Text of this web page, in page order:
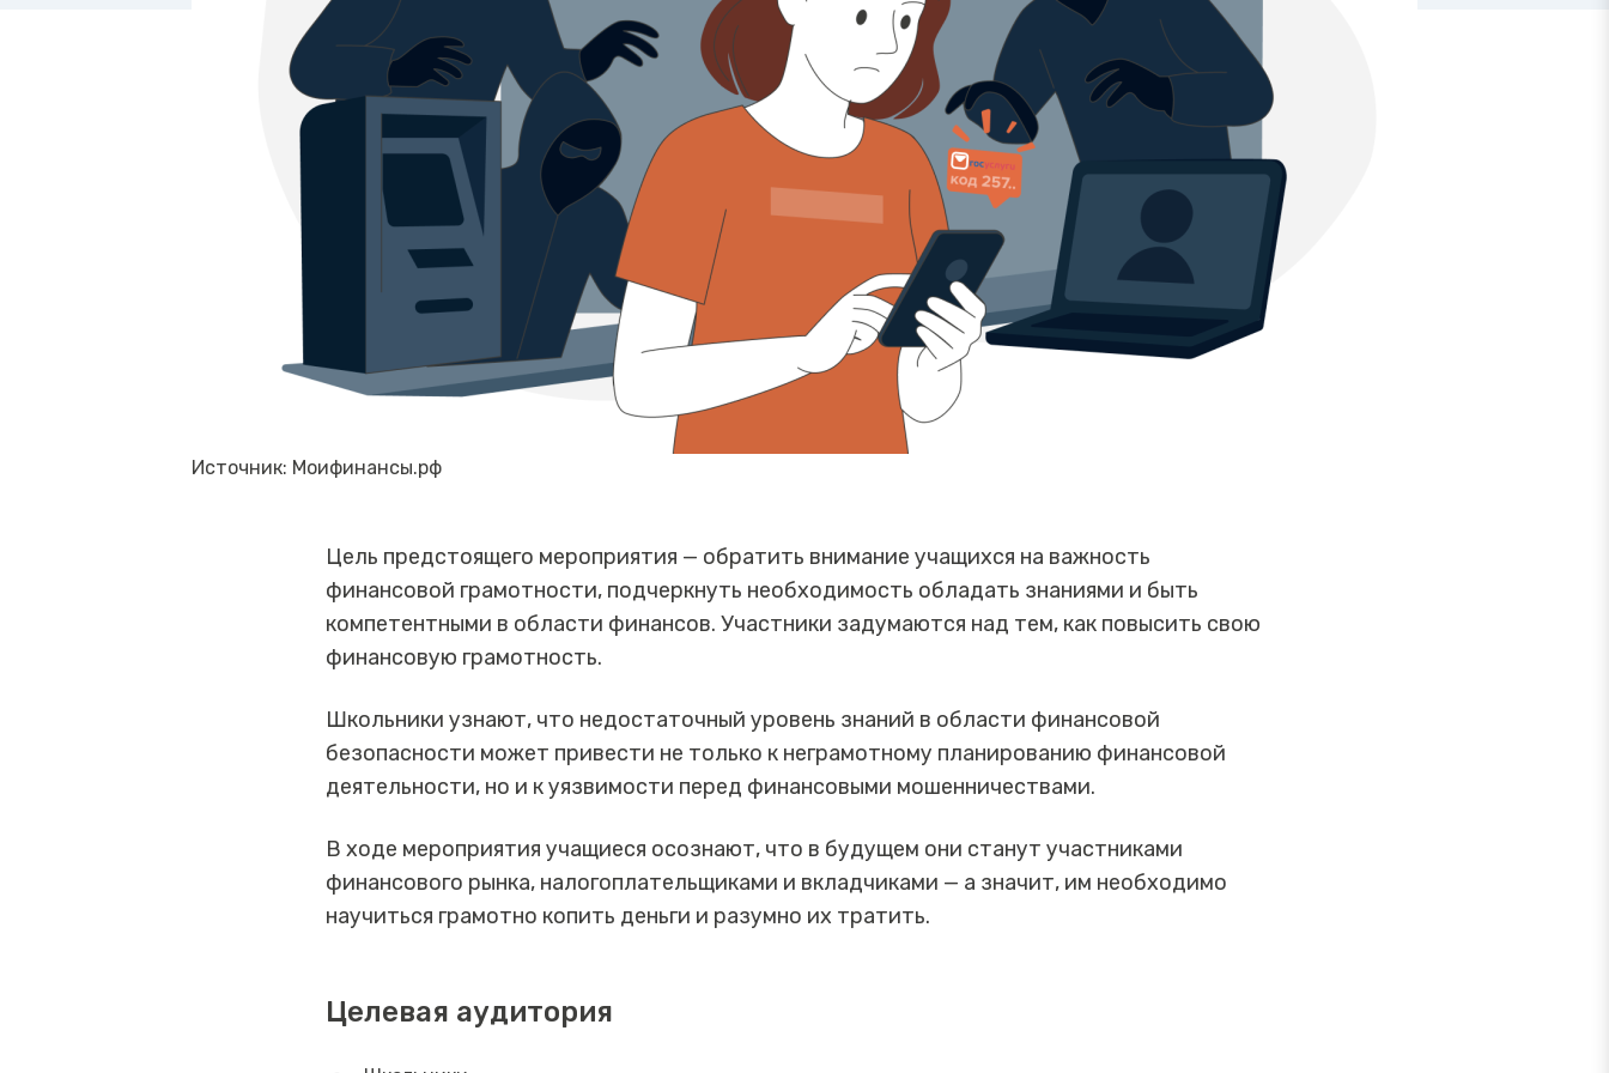
Источник: Моифинансы.рф
Цель предстоящего мероприятия — обратить внимание учащихся на важность
финансовой грамотности, подчеркнуть необходимость обладать знаниями и быть
компетентными в области финансов. Участники задумаются над тем, как повысить свою
финансовую грамотность.
Школьники узнают, что недостаточный уровень знаний в области финансовой
безопасности может привести не только к неграмотному планированию финансовой
деятельности, но и к уязвимости перед финансовыми мошенничествами.
В ходе мероприятия учащиеся осознают, что в будущем они станут участниками
финансового рынка, налогоплательщиками и вкладчиками — а значит, им необходимо
научиться грамотно копить деньги и разумно их тратить.
Целевая аудитория